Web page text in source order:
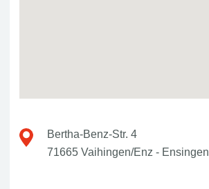
Bertha-Benz-Str. 4
71665 Vaihingen/Enz - Ensingen